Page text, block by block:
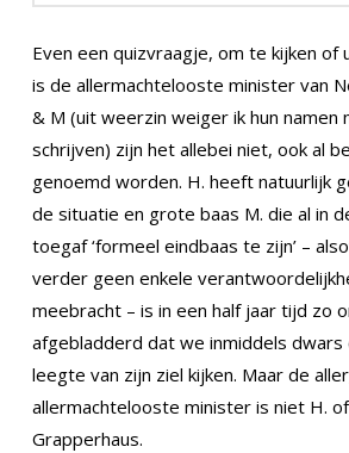
Even een quizvraagje, om te kijken of
is de allermachtelooste minister van
& M (uit weerzin weiger ik hun namen
schrijven) zijn het allebei niet, ook al
genoemd worden. H. heeft natuurlijk
de situatie en grote baas M. die al in
toegaf ‘formeel eindbaas te zijn’ –
verder geen enkele
meebracht – is in een half jaar tijd zo
afgebladderd dat we inmiddels
leegte van zijn ziel kijken. Maar de
allermachtelooste minister is niet H. of
Grapperhaus.